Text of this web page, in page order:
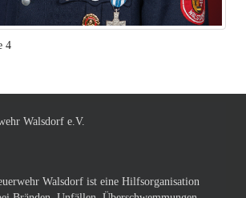
4
Walsdorf e.V.
Walsdorf ist eine Hilfsorganisation